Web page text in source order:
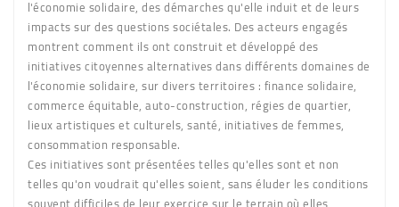
l'économie solidaire, des démarches qu'elle induit et de leurs
impacts sur des questions sociétales. Des acteurs engagés
montrent comment ils ont construit et développé des
initiatives citoyennes alternatives dans différents domaines de
l'économie solidaire, sur divers territoires : finance solidaire,
commerce équitable, auto-construction, régies de quartier,
lieux artistiques et culturels, santé, initiatives de femmes,
consommation responsable.
Ces initiatives sont présentées telles qu'elles sont et non
telles qu'on voudrait qu'elles soient, sans éluder les conditions